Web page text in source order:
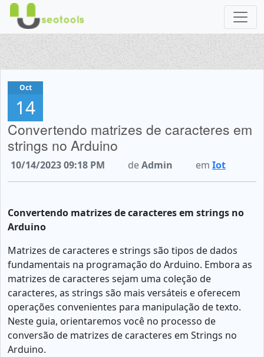
Oct
14
Convertendo matrizes de caracteres em
strings no Arduino
10/14/2023 09:18 PM deAdmin em Iot
Convertendo matrizes de caracteres em strings no
Arduino
Matrizes de caracteres e strings são tipos de dados
fundamentais na programação do Arduino. Embora as
matrizes de caracteres sejam uma coleção de
caracteres, as strings são mais versáteis e oferecem
operações convenientes para manipulação de texto.
Neste guia, orientaremos você no processo de
conversão de matrizes de caracteres em Strings no
Arduino.